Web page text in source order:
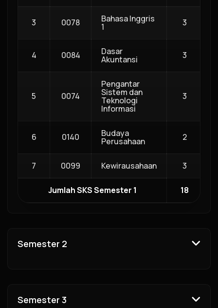
3 0078 Bahasa Inggris
1 3
4 0084 Dasar
Akuntansi 3
5 0074
Pengantar
Sistem dan
Teknologi
Informasi
3
6 0140 Budaya
Perusahaan 2
7 0099 Kewirausahaan 3
Jumlah SKS Semester 1 18
Semester 2
Semester 3